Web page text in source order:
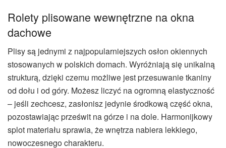
Rolety plisowane wewnętrzne na okna
dachowe
Plisy są jednymi z najpopularniejszych osłon okiennych
stosowanych w polskich domach. Wyróżniają się unikalną
strukturą, dzięki czemu możliwe jest przesuwanie tkaniny
od dołu i od góry. Możesz liczyć na ogromną elastyczność
– jeśli zechcesz, zasłonisz jedynie środkową część okna,
pozostawiając prześwit na górze i na dole. Harmonijkowy
splot materiału sprawia, że wnętrza nabiera lekkiego,
nowoczesnego charakteru.